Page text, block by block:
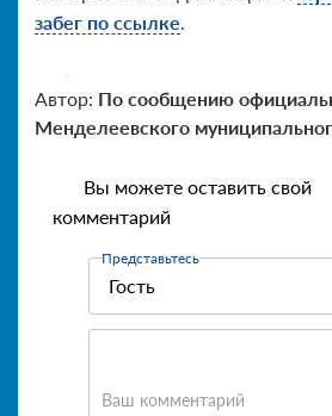
забег по ссылке.
Автор: По сообщению
Менделеевского
Вы можете оставить свой
комментарий
Представьтесь
Ваш комментарий